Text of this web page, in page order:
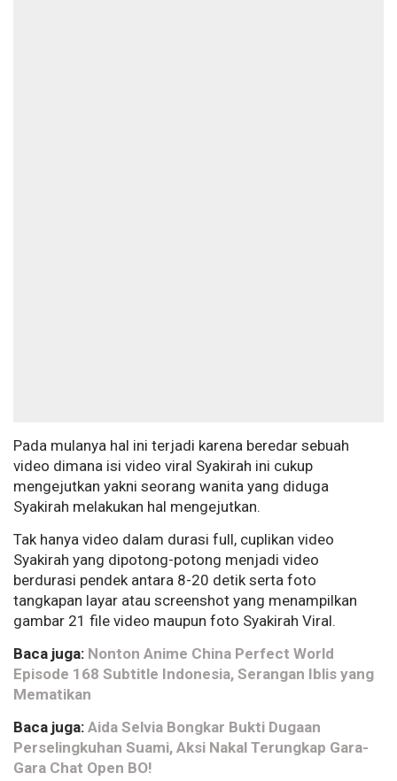
Pada mulanya hal ini terjadi karena beredar sebuah
video dimana isi video viral Syakirah ini cukup
mengejutkan yakni seorang wanita yang diduga
Syakirah melakukan hal mengejutkan.
Tak hanya video dalam durasi full, cuplikan video
Syakirah yang dipotong-potong menjadi video
berdurasi pendek antara 8-20 detik serta foto
tangkapan layar atau screenshot yang menampilkan
gambar 21 file video maupun foto Syakirah Viral.
Baca juga: Nonton Anime China Perfect World
Episode 168 Subtitle Indonesia, Serangan Iblis yang
Mematikan
Baca juga: Aida Selvia Bongkar Bukti Dugaan
Perselingkuhan Suami, Aksi Nakal Terungkap Gara-
Gara Chat Open BO!